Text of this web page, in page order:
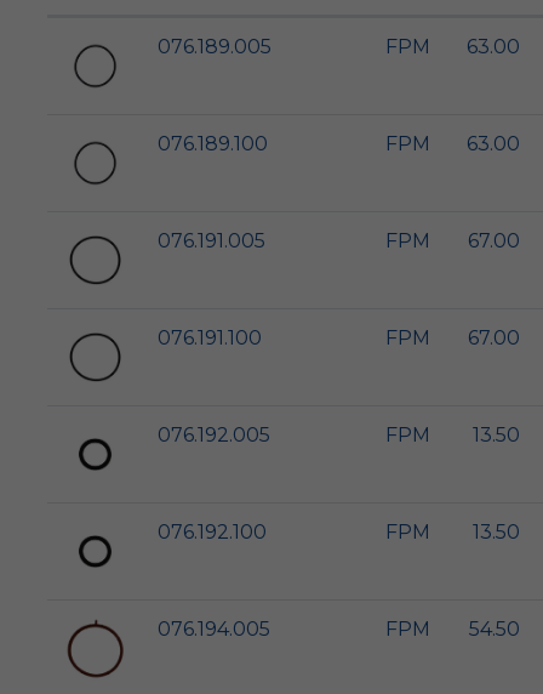
076.189.005 FPM 63.00
076.189.100 FPM 63.00
076.191.005 FPM 67.00
076.191.100 FPM 67.00
076.192.005 FPM 13.50
076.192.100 FPM 13.50
076.194.005 FPM 54.50